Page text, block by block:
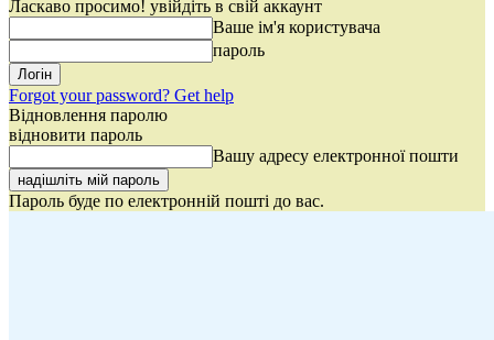
Ласкаво просимо! увійдіть в свій аккаунт
Ваше ім'я користувача
пароль
Forgot your password? Get help
Відновлення паролю
відновити пароль
Вашу адресу електронної пошти
Пароль буде по електронній пошті до вас.